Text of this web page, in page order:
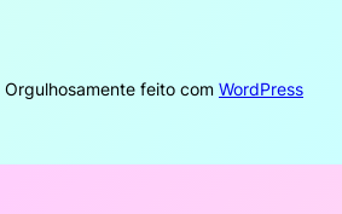
Orgulhosamente feito com WordPress